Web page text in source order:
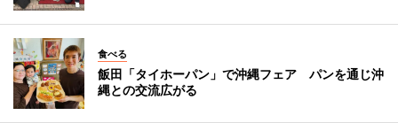
食べる
飯田「タイホーパン」で沖縄フェア パンを通じ沖
縄との交流広がる